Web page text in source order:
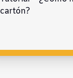
cartón?